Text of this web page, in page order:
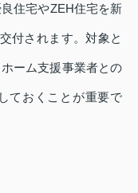
住宅やZEH住宅を新
付されます。対象と
ーム支援事業者との
ておくことが重要で